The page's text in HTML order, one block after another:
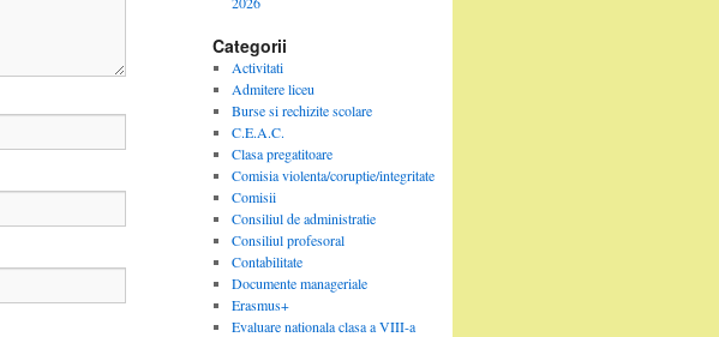
Categorii
Activitati
Admitere liceu
Burse si rechizite scolare
C.E.A.C.
Clasa pregatitoare
Comisia violenta/coruptie/integritate
Comisii
Consiliul de administratie
Consiliul profesoral
Contabilitate
Documente manageriale
Erasmus+
Evaluare nationala clasa a VIII-a